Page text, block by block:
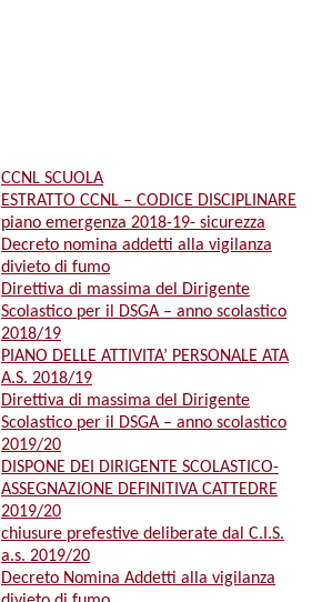
CCNL SCUOLA
ESTRATTO CCNL – CODICE DISCIPLINARE
piano emergenza 2018-19- sicurezza
Decreto nomina addetti alla vigilanza
divieto di fumo
Direttiva di massima del Dirigente
Scolastico per il DSGA – anno scolastico
2018/19
PIANO DELLE ATTIVITA’ PERSONALE ATA
A.S. 2018/19
Direttiva di massima del Dirigente
Scolastico per il DSGA – anno scolastico
2019/20
DISPONE DEI DIRIGENTE SCOLASTICO-
ASSEGNAZIONE DEFINITIVA CATTEDRE
2019/20
chiusure prefestive deliberate dal C.I.S.
a.s. 2019/20
Decreto Nomina Addetti alla vigilanza